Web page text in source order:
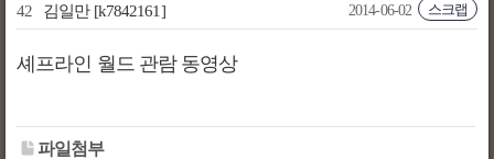
42 김일만[k7842161] 스크랩
2014-06-02
셰프라인 월드 관람 동영상
파일첨부